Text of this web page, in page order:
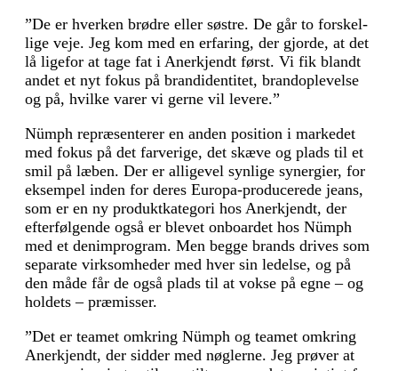
”De er hverken brødre eller søstre. De går to forskel­
lige veje. Jeg kom med en erfaring, der gjorde, at det
lå ligefor at tage fat i Anerkjendt først. Vi fik blandt
andet et nyt fokus på brandidentitet, brandoplevelse
og på, hvilke varer vi gerne vil levere.”
Nümph repræsenterer en anden position i markedet
med fokus på det farverige, det skæve og plads til et
smil på læben. Der er alligevel synlige synergier, for
eksempel inden for deres Europa-producerede jeans,
som er en ny produktkategori hos Anerkjendt, der
efterfølgende også er blevet onboardet hos Nümph
med et denimprogram. Men begge brands drives som
separate virksomheder med hver sin ledelse, og på
den måde får de også plads til at vokse på egne – og
holdets – præmisser.
”Det er teamet omkring Nümph og teamet omkring
Anerkjendt, der sidder med nøglerne. Jeg prøver at